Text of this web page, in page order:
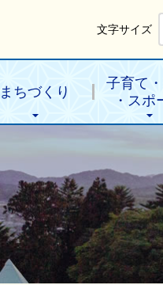
文字サイズ
まちづくり
子育て
・スポ